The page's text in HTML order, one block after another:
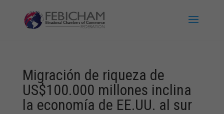
Migración de riqueza de
US$100.000 millones inclina
la economía de EE.UU. al sur